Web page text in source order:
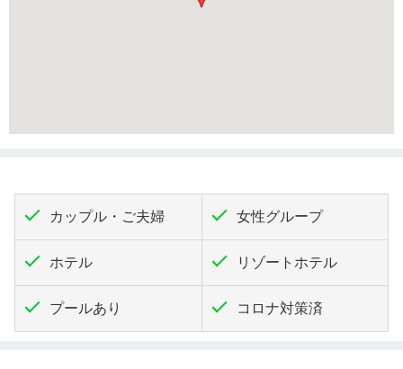
カップル・ご夫婦 女性グループ
ホテル リゾートホテル
プールあり コロナ対策済